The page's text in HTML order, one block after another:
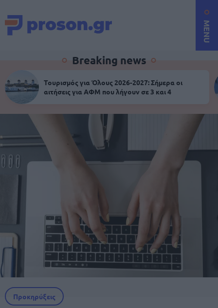
MENU
Breaking news
Τουρισμός για Όλους 2026-2027: Σήμερα οι
αιτήσεις για ΑΦΜ που λήγουν σε 3 και 4
Προκηρύξεις